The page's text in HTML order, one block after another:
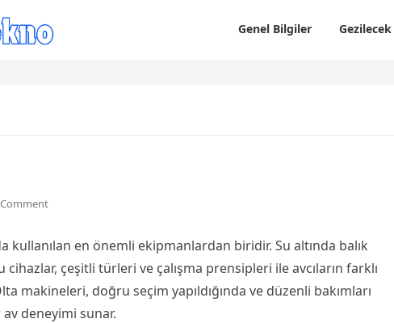
Genel Bilgiler
kullanılan en önemli ekipmanlardan biridir. Su altında balık
çeşitli türleri ve çalışma prensipleri ile avcıların farklı
makineleri, doğru seçim yapıldığında ve düzenli bakımları
av deneyimi sunar.